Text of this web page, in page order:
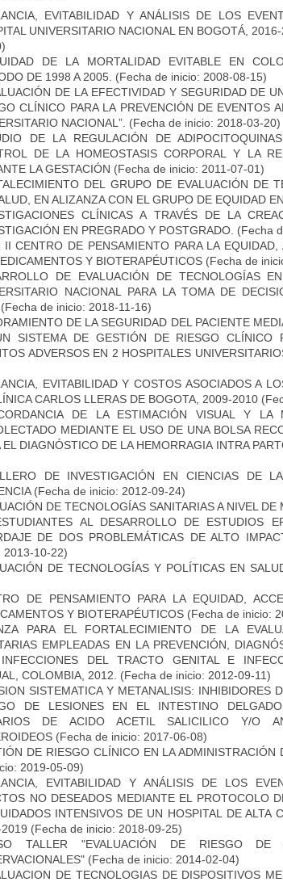
EVITABILIDAD Y ANÁLISIS DE LOS
UNIVERSITARIO NACIONAL EN BOGOTÁ, 2016-
DE LA MORTALIDAD EVITABLE EN
DE 1998 A 2005. (Fecha de inicio: 2008-08-15)
DE LA EFECTIVIDAD Y SEGURIDAD DE
CLÍNICO PARA LA PREVENCIÓN DE EVENTOS
NACIONAL”. (Fecha de inicio: 2018-03-20)
DE LA REGULACIÓN DE
DE LA HOMEOSTASIS CORPORAL Y LA
LA GESTACIÓN (Fecha de inicio: 2011-07-01)
DEL GRUPO DE EVALUACIÓN DE
EN ALIZANZA CON EL GRUPO DE EQUIDAD
CLÍNICAS A TRAVÉS DE LA
EN PREGRADO Y POSTGRADO. (Fecha
II CENTRO DE PENSAMIENTO PARA LA EQUIDAD,
Y BIOTERAPÉUTICOS (Fecha de
DE EVALUACIÓN DE TECNOLOGÍAS
NACIONAL PARA LA TOMA DE
(Fecha de inicio: 2018-11-16)
DE LA SEGURIDAD DEL PACIENTE
SISTEMA DE GESTIÓN DE RIESGO CLÍNICO
ADVERSOS EN 2 HOSPITALES
EVITABILIDAD Y COSTOS ASOCIADOS A
CARLOS LLERAS DE BOGOTA, 2009-2010
DE LA ESTIMACIÓN VISUAL Y LA
MEDIANTE EL USO DE UNA BOLSA
EL DIAGNÓSTICO DE LA HEMORRAGIA INTRA
DE INVESTIGACIÓN EN CIENCIAS DE
(Fecha de inicio: 2012-09-24)
DE TECNOLOGÍAS SANITARIAS A NIVEL
AL DESARROLLO DE ESTUDIOS
DE DOS PROBLEMÁTICAS DE ALTO
2013-10-22)
DE TECNOLOGÍAS Y POLÍTICAS EN
DE PENSAMIENTO PARA LA EQUIDAD,
Y BIOTERAPÉUTICOS (Fecha de inicio:
PARA EL FORTALECIMIENTO DE LA
EMPLEADAS EN LA PREVENCIÓN,
DEL TRACTO GENITAL E
COLOMBIA, 2012.
(Fecha de inicio: 2012-09-11)
SISTEMATICA Y METANALISIS: INHIBIDORES
DE LESIONES EN EL INTESTINO
DE ACIDO ACETIL SALICILICO Y/O
(Fecha de inicio: 2017-06-08)
DE RIESGO CLÍNICO EN LA ADMINISTRACIÓN
2019-05-09)
EVITABILIDAD Y ANÁLISIS DE LOS
NO DESEADOS MEDIANTE EL PROTOCOLO
INTENSIVOS DE UN HOSPITAL DE ALTA
(Fecha de inicio: 2018-09-25)
TALLER "EVALUACIÓN DE RIESGO DE
(Fecha de inicio: 2014-02-04)
DE TECNOLOGIAS DE DISPOSITIVOS